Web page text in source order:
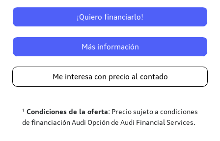
¡Quiero financiarlo!
Más información
Me interesa con precio al contado
¹ Condiciones de la oferta: Precio sujeto a condiciones
de financiación Audi Opción de Audi Financial Services.